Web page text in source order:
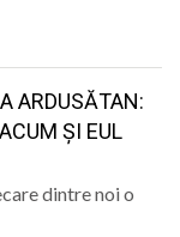
ARDUSĂTAN:
ȘI EUL
dintre noi o